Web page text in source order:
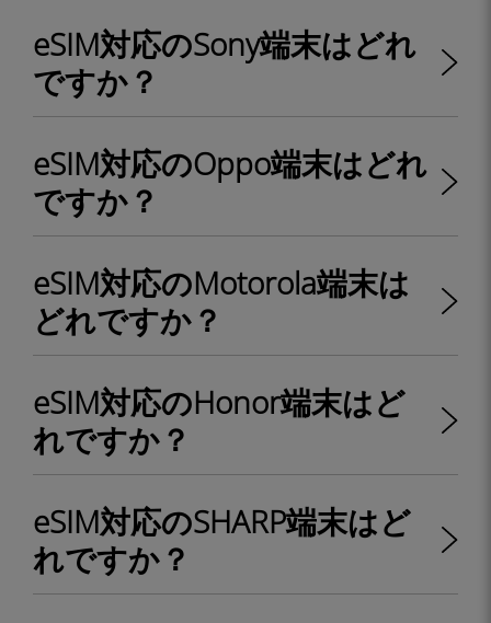
eSIM対応のSony端末はどれ
ですか？
eSIM対応のOppo端末はどれ
ですか？
eSIM対応のMotorola端末は
どれですか？
eSIM対応のHonor端末はど
れですか？
eSIM対応のSHARP端末はど
れですか？